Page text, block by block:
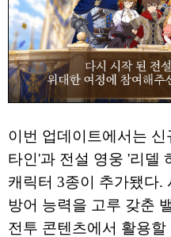
이번 업데이트에서는
타인'과 전설 영웅 '리델
캐릭터 3종이 추가됐다.
방어 능력을 고루 갖춘
전투 콘텐츠에서 활용할